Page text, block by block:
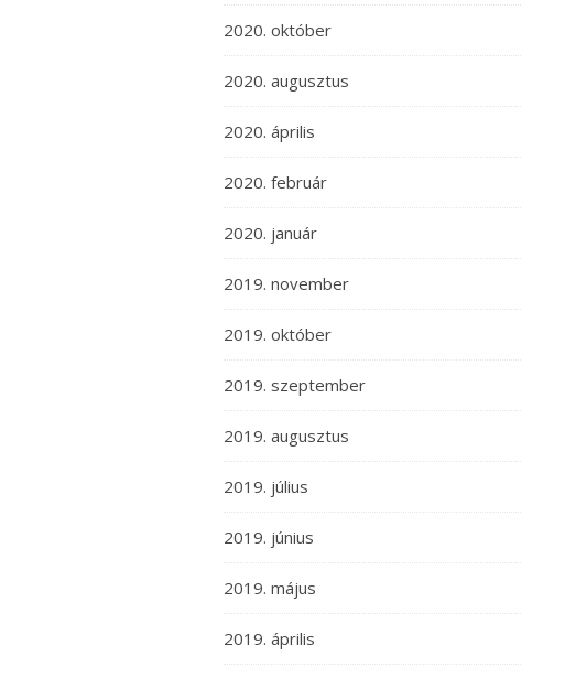
2020. október
2020. augusztus
2020. április
2020. február
2020. január
2019. november
2019. október
2019. szeptember
2019. augusztus
2019. július
2019. június
2019. május
2019. április